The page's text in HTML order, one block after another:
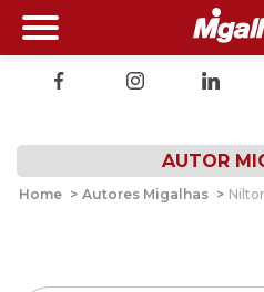
AUTOR
Home > Autores Migalhas >